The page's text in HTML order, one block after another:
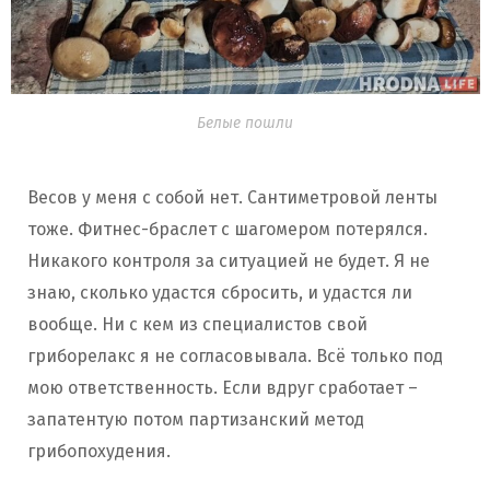
Белые пошли
Весов у меня с собой нет. Сантиметровой ленты
тоже. Фитнес-браслет с шагомером потерялся.
Никакого контроля за ситуацией не будет. Я не
знаю, сколько удастся сбросить, и удастся ли
вообще. Ни с кем из специалистов свой
гриборелакс я не согласовывала. Всё только под
мою ответственность. Если вдруг сработает –
запатентую потом партизанский метод
грибопохудения.